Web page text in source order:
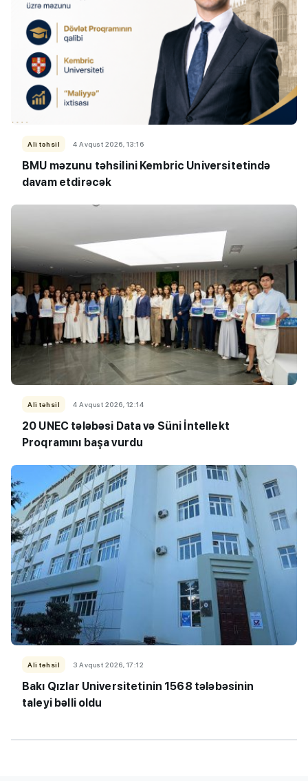
Ali təhsil 4 Avqust 2026, 13:16
BMU məzunu təhsilini Kembric Universitetində
davam etdirəcək
Ali təhsil 4 Avqust 2026, 12:14
20 UNEC tələbəsi Data və Süni İntellekt
Proqramını başa vurdu
Ali təhsil 3 Avqust 2026, 17:12
Bakı Qızlar Universitetinin 1568 tələbəsinin
taleyi bəlli oldu